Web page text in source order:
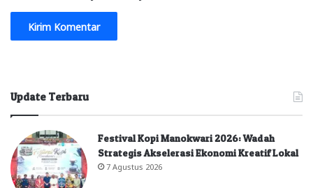
Update Terbaru
Festival Kopi Manokwari 2026: Wadah
Strategis Akselerasi Ekonomi Kreatif Lokal
7 Agustus 2026